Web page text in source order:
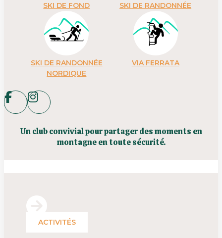
SKI DE FOND SKI DE RANDONNÉE
SKI DE RANDONNÉE
NORDIQUE
VIA FERRATA
Un club convivial pour partager des moments en
montagne en toute sécurité.
ACTIVITÉS